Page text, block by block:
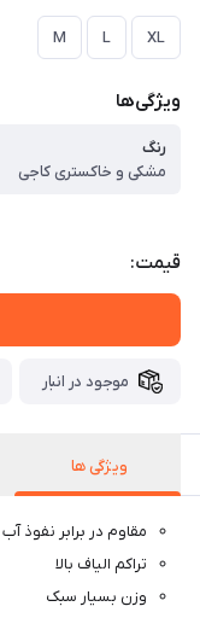
XL
L
M
ویژگی‌ها
رنگ
مشکی و خاکستری کاجی
قیمت:
موجود در انبار
ویژگی ها
مقاوم در برابر نفوذ آب
تراکم الیاف بالا
وزن بسیار سبک